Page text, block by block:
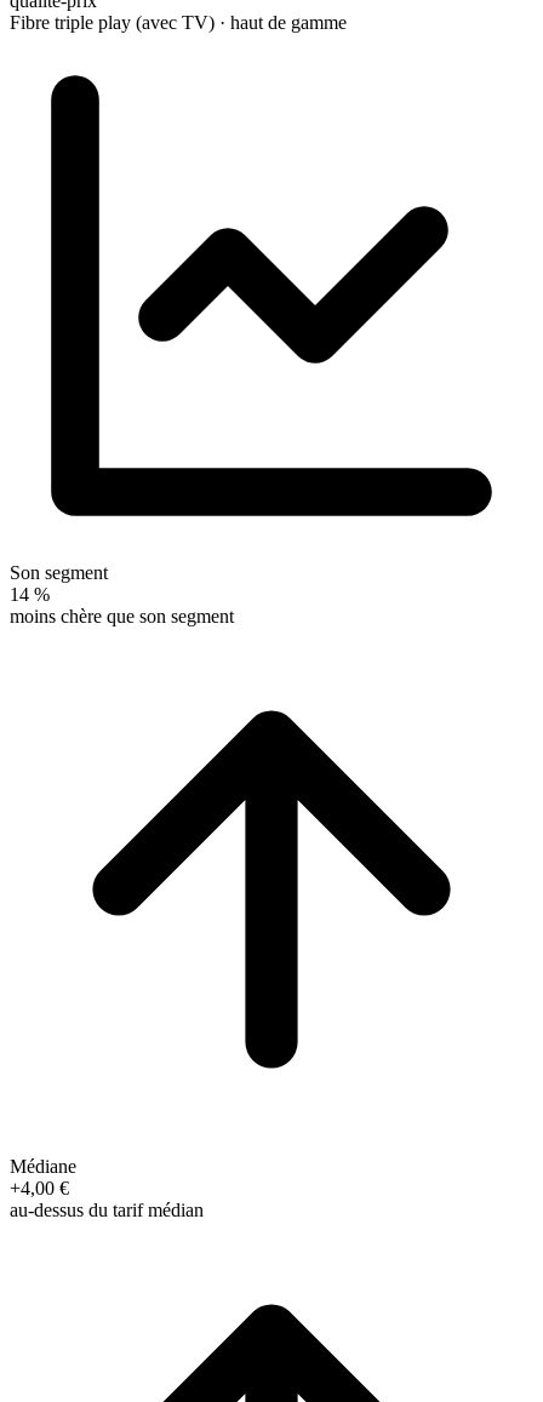
Fibre triple play (avec TV) · haut de gamme
Son segment
14 %
moins chère que son segment
Médiane
+4,00 €
au-dessus du tarif médian